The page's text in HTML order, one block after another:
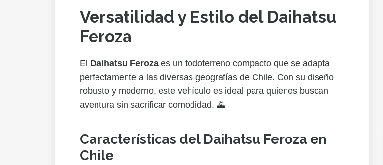
Versatilidad y Estilo del Daihatsu
Feroza
El Daihatsu Feroza es un todoterreno compacto que se adapta
perfectamente a las diversas geografías de Chile. Con su diseño
robusto y moderno, este vehículo es ideal para quienes buscan
aventura sin sacrificar comodidad. 🌄
Características del Daihatsu Feroza en
Chile